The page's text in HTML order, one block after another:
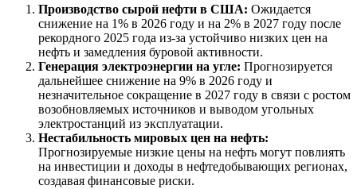
Производство сырой нефти в США: Ожидается
снижение на 1% в 2026 году и на 2% в 2027 году после
рекордного 2025 года из-за устойчиво низких цен на
нефть и замедления буровой активности.
Генерация электроэнергии на угле: Прогнозируется
дальнейшее снижение на 9% в 2026 году и
незначительное сокращение в 2027 году в связи с ростом
возобновляемых источников и выводом угольных
электростанций из эксплуатации.
Нестабильность мировых цен на нефть:
Прогнозируемые низкие цены на нефть могут повлиять
на инвестиции и доходы в нефтедобывающих регионах,
создавая финансовые риски.